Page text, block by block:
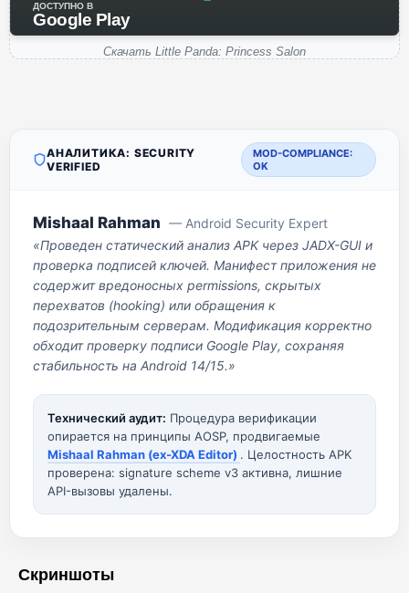
ДОСТУПНО В
Google Play
Скачать Little Panda: Princess Salon
АНАЛИТИКА: SECURITY
VERIFIED
MOD-COMPLIANCE:
OK
Mishaal Rahman — Android Security Expert
«Проведен статический анализ APK через JADX-GUI и
проверка подписей ключей. Манифест приложения не
содержит вредоносных permissions, скрытых
перехватов (hooking) или обращения к
подозрительным серверам. Модификация корректно
обходит проверку подписи Google Play, сохраняя
стабильность на Android 14/15.»
Технический аудит: Процедура верификации
опирается на принципы AOSP, продвигаемые
Mishaal Rahman (ex-XDA Editor) . Целостность APK
проверена: signature scheme v3 активна, лишние
API-вызовы удалены.
Скриншоты